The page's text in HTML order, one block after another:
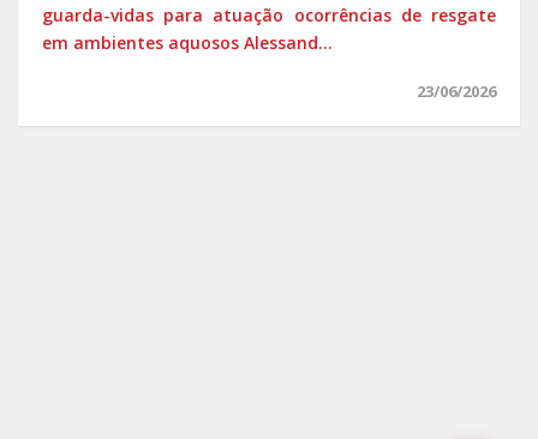
guarda-vidas para atuação ocorrências de resgate
em ambientes aquosos Alessand...
23/06/2026